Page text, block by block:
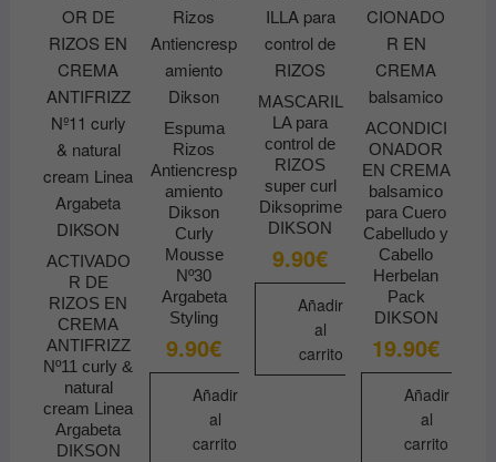
ACTIVADO
R DE
RIZOS EN
CREMA
ANTIFRIZZ
Nº11 curly &
natural
cream Linea
Argabeta
DIKSON
Espuma
Rizos
Antiencresp
amiento
Dikson
Curly
Mousse
Nº30
Argabeta
Styling
9.90€
Añadir
al
carrito
MASCARIL
LA para
control de
RIZOS
super curl
Diksoprime
DIKSON
9.90€
Añadir
al
carrito
ACONDICI
ONADOR
EN CREMA
balsamico
para Cuero
Cabelludo y
Cabello
Herbelan
Pack
DIKSON
19.90€
Añadir
al
carrito